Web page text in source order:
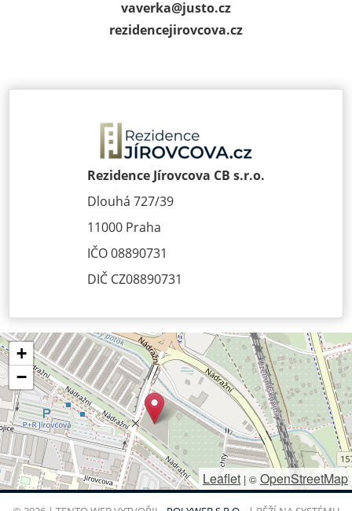
vaverka@justo.cz
rezidencejirov­cova.cz
Rezidence Jírovcova CB s.r.o.
Dlouhá 727/39
11000 Praha
IČO 08890731
DIČ CZ08890731
+
−
Leaflet | © OpenStreetMap